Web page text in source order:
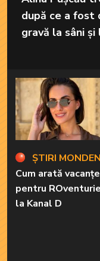
după ce a fost
gravă la sâni și
ȘTIRI
Cum arată
pentru
la Kanal D